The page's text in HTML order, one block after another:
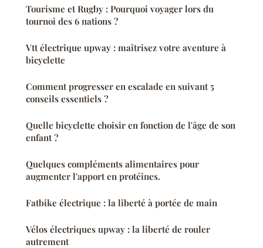
Tourisme et Rugby : Pourquoi voyager lors du
tournoi des 6 nations ?
Vtt électrique upway : maîtrisez votre aventure à
bicyclette
Comment progresser en escalade en suivant 5
conseils essentiels ?
Quelle bicyclette choisir en fonction de l'âge de son
enfant ?
Quelques compléments alimentaires pour
augmenter l'apport en protéines.
Fatbike électrique : la liberté à portée de main
Vélos électriques upway : la liberté de rouler
autrement